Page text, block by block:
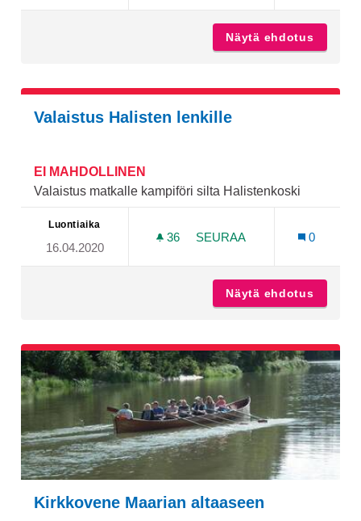
Näytä ehdotus
Valaistus Halisten lenkille
EI MAHDOLLINEN
Valaistus matkalle kampiföri silta Halistenkoski
Luontiaika
16.04.2020
36 36 SEURAAJAA
SEURAA
0
Näytä ehdotus
Kirkkovene Maarian altaaseen